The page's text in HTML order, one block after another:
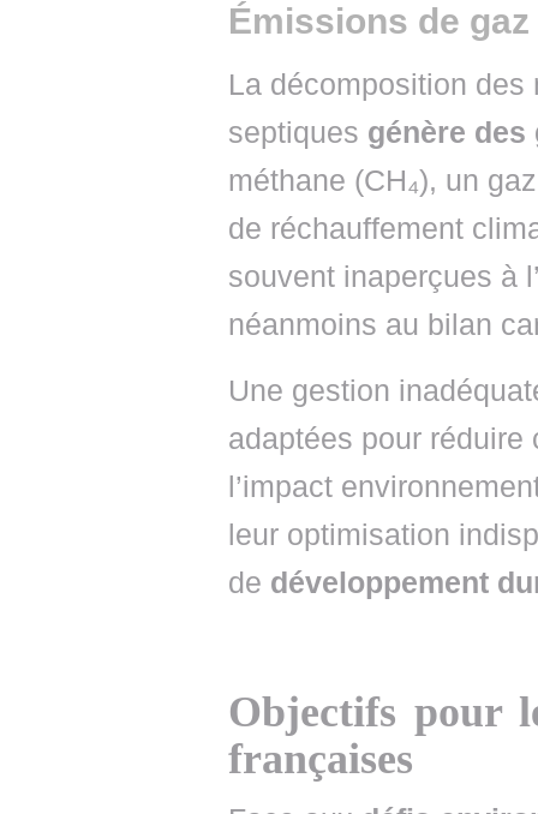
Émissions de
La décomposition
septiques génère des
méthane (CH₄), un
de réchauffement
souvent inaperçues à
néanmoins au bilan
Une gestion
adaptées pour
l’impact
leur optimisation
de développement
Objectifs pour
françaises